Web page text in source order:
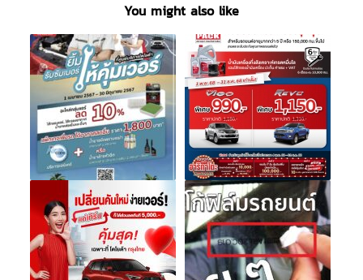
You might also like